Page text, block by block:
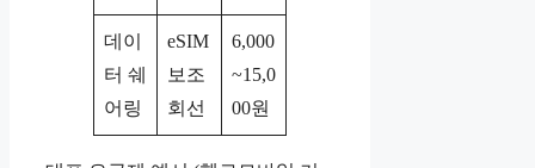
데이
터 쉐
어링
eSIM
보조
회선
6,000
~15,0
00원